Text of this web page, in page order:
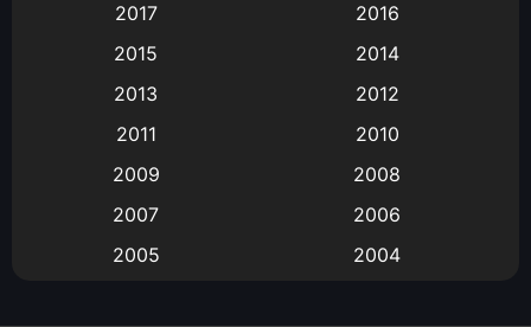
Animation แอนิเมชัน
(9)
Big tits (นมใหญ่)
Bitch (ผู้หญิงร่าน)
2017
2016
2015
2014
2013
2012
2011
2010
2009
2008
2007
2006
2005
2004